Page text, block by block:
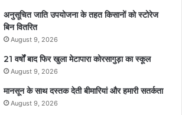
अनुसूचित जाति उपयोजना के तहत किसानों को स्टोरेज
बिन वितरित
August 9, 2026
21 वर्षों बाद फिर खुला मेटापारा कोरसागुड़ा का स्कूल
August 9, 2026
मानसून के साथ दस्तक देती बीमारियां और हमारी सतर्कता
August 9, 2026